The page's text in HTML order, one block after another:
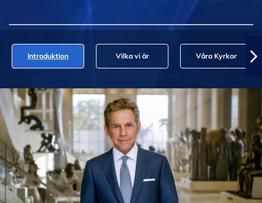
Introduktion Vilka vi är Våra Kyrkor